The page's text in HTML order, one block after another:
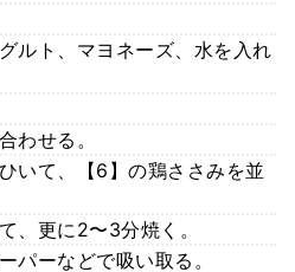
ルト、マヨネーズ、水を入れ
わせる。
いて、【6】の鶏ささみを並
、更に2〜3分焼く。
パーなどで吸い取る。